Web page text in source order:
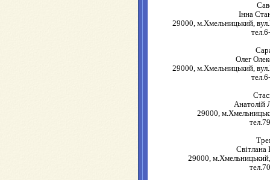
Інна
29000, м.Хмельницький,
Олег
29000, м.Хмельницький,
Анатолій
29000,
Світлана
29000,